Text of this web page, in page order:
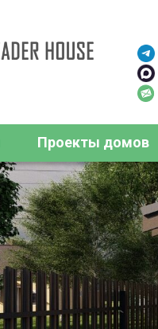
Проекты домов